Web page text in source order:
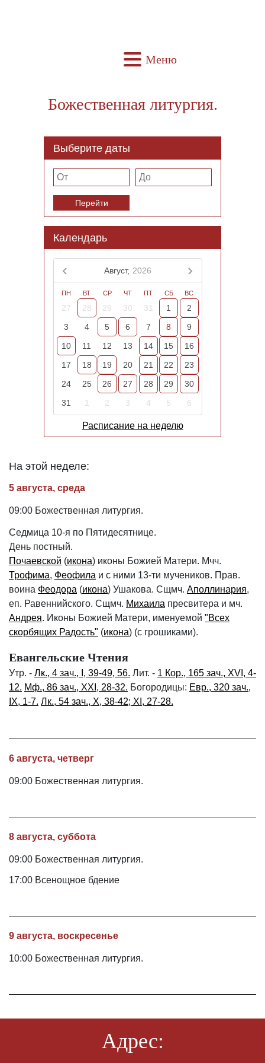
Меню
Божественная литургия.
Выберите даты
Перейти
Календарь
Август, 2026
ПН ВТ СР ЧТ ПТ СБ ВС
27 28 29 30 31 1
2
3
4 5 6 7 8
9
10
11 12 13 14 15
16
17
18 19 20 21 22
23
24
25 26 27 28 29
30
31
1 2 3 4 5 6
Расписание на неделю
На этой неделе:
5 августа, среда
09:00 Божественная литургия.
Седмица 10-я по Пятидесятнице.
День постный.
Почаевской (икона) иконы Божией Матери. Мчч.
Трофима, Феофила и с ними 13-ти мучеников. Прав.
воина Феодора (икона) Ушакова. Сщмч. Аполлинария,
еп. Равеннийского. Сщмч. Михаила пресвитера и мч.
Андрея. Иконы Божией Матери, именуемой "Всех
скорбящих Радость" (икона) (с грошиками).
Евангельские Чтения
Утр. - Лк., 4 зач., I, 39-49, 56. Лит. - 1 Кор., 165 зач., XVI, 4-
12. Мф., 86 зач., XXI, 28-32. Богородицы: Евр., 320 зач.,
IX, 1-7. Лк., 54 зач., X, 38-42; XI, 27-28.
6 августа, четверг
09:00 Божественная литургия.
8 августа, суббота
09:00 Божественная литургия.
17:00 Всенощное бдение
9 августа, воскресенье
10:00 Божественная литургия.
Адрес: